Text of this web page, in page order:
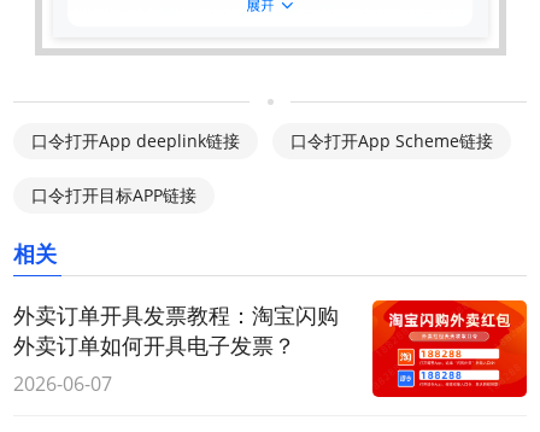
口令打开App deeplink链接 口令打开App Scheme链接
口令打开目标APP链接
相关
外卖订单开具发票教程：淘宝闪购
外卖订单如何开具电子发票？
2026-06-07